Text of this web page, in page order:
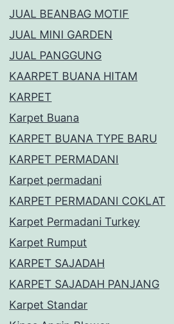
JUAL BEANBAG MOTIF
JUAL MINI GARDEN
JUAL PANGGUNG
KAARPET BUANA HITAM
KARPET
Karpet Buana
KARPET BUANA TYPE BARU
KARPET PERMADANI
Karpet permadani
KARPET PERMADANI COKLAT
Karpet Permadani Turkey
Karpet Rumput
KARPET SAJADAH
KARPET SAJADAH PANJANG
Karpet Standar